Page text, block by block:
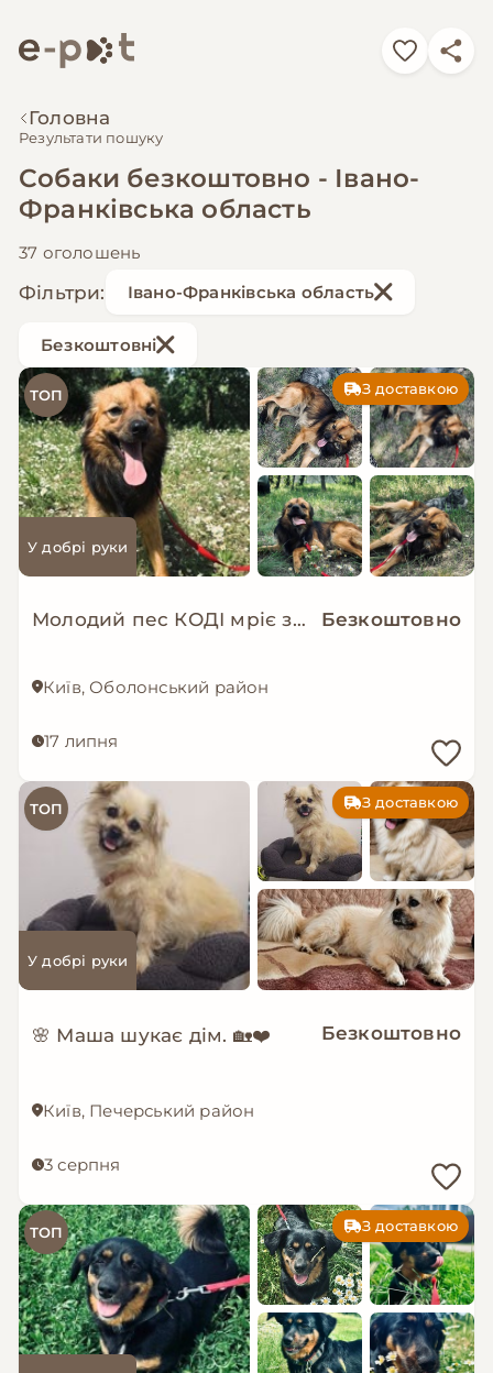
Головна
Результати пошуку
Собаки безкоштовно - Івано-
Франківська область
37 оголошень
Фільтри: Івано-Франківська область
Безкоштовні
ТОП З доставкою
У добрі руки
Молодий пес КОДІ мріє знову стати домашнім! Безкоштовно
Київ, Оболонський район
17 липня
ТОП З доставкою
У добрі руки
🌸 Маша шукає дім. 🏡❤️ Безкоштовно
Київ, Печерський район
3 серпня
ТОП З доставкою